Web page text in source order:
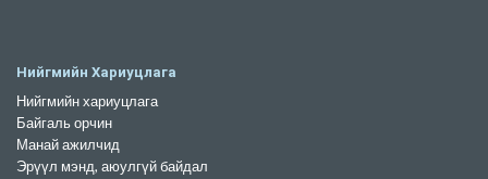
Нийгмийн Хариуцлага
Нийгмийн хариуцлага
Байгаль орчин
Манай ажилчид
Эрүүл мэнд, аюулгүй байдал